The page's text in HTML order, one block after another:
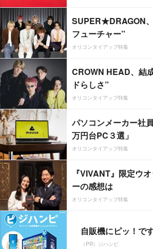
SUPER★DRAGON
フューチャー”
オリコンタイアップ特集
CROWN HEAD、結
ドらしさ”
オリコンタイアップ特集
パソコンメーカー社
万円台PC３選」
オリコンタイアップ特集
『VIVANT』限定ウ
ーの感想は
オリコンタイアップ特集
自販機にピッ！で
（PR）ジハンピ